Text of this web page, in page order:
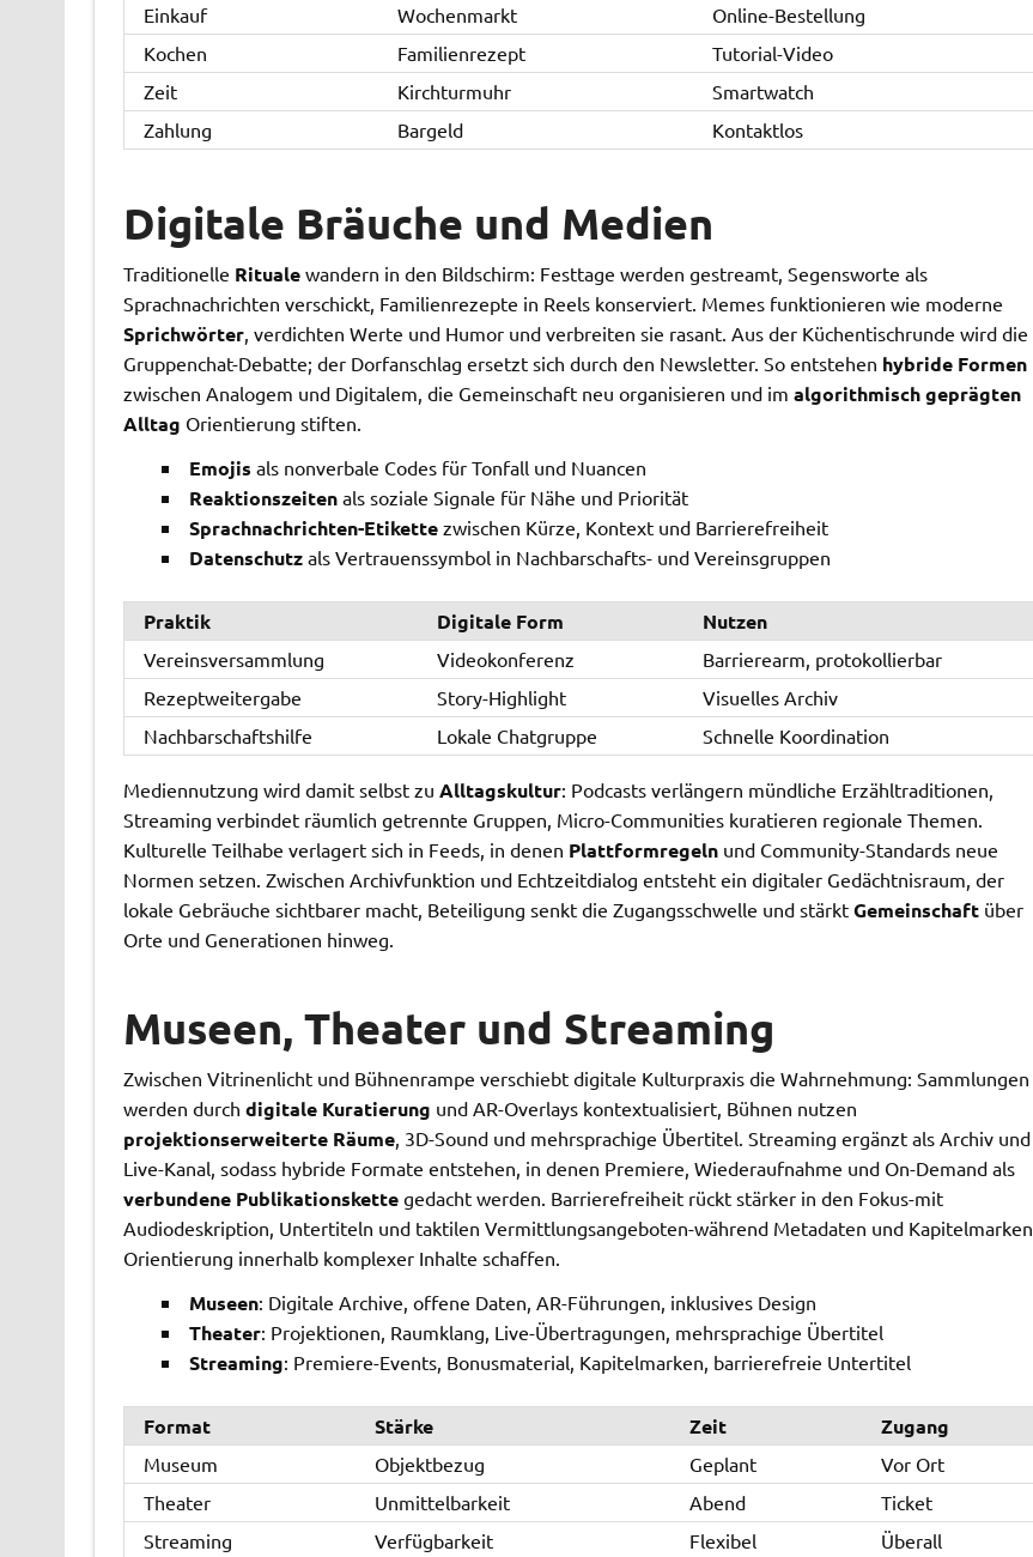
Einkauf
Wochenmarkt
Online-Bestellung
Kochen
Familienrezept
Tutorial-Video
Zeit
Kirchturmuhr
Smartwatch
Zahlung
Bargeld Kontaktlos
Digitale Bräuche und Medien
Traditionelle Ritualewandern in den Bildschirm: Festtage werden gestreamt, Segensworte als
Sprachnachrichten verschickt, Familienrezepte in Reels konserviert. Memes funktionieren wie moderne
Sprichwörter, verdichten Werte und Humor und verbreiten sie rasant. Aus der Küchentischrunde wird die
Gruppenchat-Debatte; der Dorfanschlag ersetzt sich durch den Newsletter. So entstehen hybride Formen
zwischen Analogem und Digitalem, die Gemeinschaft neu organisieren und im algorithmisch geprägten
Alltag Orientierung stiften.
Emojis als nonverbale Codes für Tonfall und Nuancen
Reaktionszeitenals soziale Signale für Nähe und Priorität
Sprachnachrichten-Etikettezwischen Kürze, Kontext und Barrierefreiheit
Datenschutzals Vertrauenssymbol in Nachbarschafts- und Vereinsgruppen
Praktik Digitale Form Nutzen
Vereinsversammlung Videokonferenz
Barrierearm, protokollierbar
Rezeptweitergabe
Story-Highlight
Visuelles Archiv
Nachbarschaftshilfe
Lokale Chatgruppe Schnelle Koordination
Mediennutzung wird damit selbst zu Alltagskultur: Podcasts verlängern mündliche Erzähltraditionen,
Streaming verbindet räumlich getrennte Gruppen, Micro-Communities kuratieren regionale Themen.
Kulturelle Teilhabe verlagert sich in Feeds, in denen Plattformregelnund Community-Standards neue
Normen setzen. Zwischen Archivfunktion und Echtzeitdialog entsteht ein digitaler Gedächtnisraum, der
lokale Gebräuche sichtbarer macht, Beteiligung senkt die Zugangsschwelle und stärkt Gemeinschaftüber
Orte und Generationen hinweg.
Museen, Theater und Streaming
Zwischen Vitrinenlicht und Bühnenrampe verschiebt digitale Kulturpraxis die Wahrnehmung: Sammlungen
werden durch digitale Kuratierung und AR-Overlays kontextualisiert, Bühnen nutzen
projektionserweiterte Räume, 3D-Sound und mehrsprachige Übertitel. Streaming ergänzt als Archiv und
Live-Kanal, sodass hybride Formate entstehen, in denen Premiere, Wiederaufnahme und On-Demand als
verbundene Publikationskettegedacht werden. Barrierefreiheit rückt stärker in den Fokus-mit
Audiodeskription, Untertiteln und taktilen Vermittlungsangeboten-während Metadaten und Kapitelmarken
Orientierung innerhalb komplexer Inhalte schaffen.
Museen: Digitale Archive, offene Daten, AR-Führungen, inklusives Design
Theater: Projektionen, Raumklang, Live-Übertragungen, mehrsprachige Übertitel
Streaming: Premiere-Events, Bonusmaterial, Kapitelmarken, barrierefreie Untertitel
Format Stärke Zeit Zugang
Museum Objektbezug Geplant
Vor Ort
Theater
Unmittelbarkeit Abend
Ticket
Streaming
Verfügbarkeit Flexibel Überall